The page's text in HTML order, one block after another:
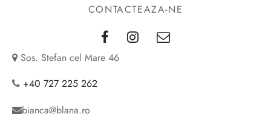
CONTACTEAZA-NE
Sos. Stefan cel Mare 46
+40 727 225 262
bianca@blana.ro